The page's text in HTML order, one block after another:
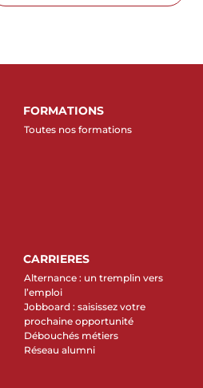
FORMATIONS
Toutes nos formations
CARRIERES
Alternance : un tremplin vers
l’emploi
Jobboard : saisissez votre
prochaine opportunité
Débouchés métiers
Réseau alumni